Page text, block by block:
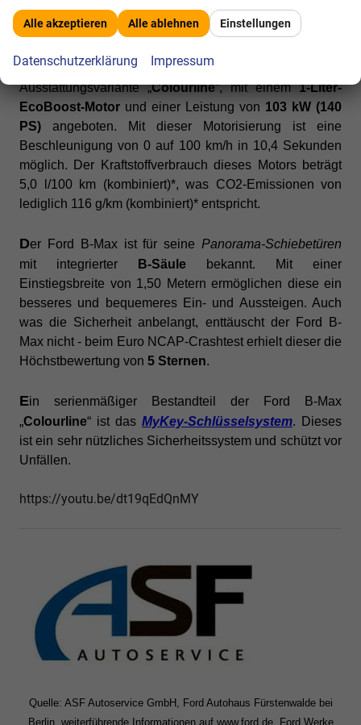
Colourline inCalypso-OrangeMetallic
Ab den Februarwird der Ford B-Max mit seiner
Ausstattungsvariante „Colourline“, mit einem1-Liter-
EcoBoost-Motor und einer Leistung von 103 kW (140
PS) angeboten. Mit dieser Motorisierung ist eine
Beschleunigung von 0 auf 100 km/h in 10,4 Sekunden
möglich. Der Kraftstoffverbrauch dieses Motors beträgt
5,0 l/100 km (kombiniert)*, was CO2-Emissionen von
lediglich 116 g/km (kombiniert)* entspricht.
Der Ford B-Max ist für seine Panorama-Schiebetüren
mit integrierter
B-Säule bekannt. Mit einer
Einstiegsbreite von 1,50 Metern ermöglichen diese ein
besseres und bequemeres Ein- und Aussteigen. Auch
was die Sicherheit anbelangt, enttäuscht der Ford B-
Max nicht - beim Euro NCAP-Crashtest erhielt dieser die
Höchstbewertung von 5 Sternen.
Ein serienmäßiger Bestandteil der Ford B-Max
„Colourline“ ist das MyKey-Schlüsselsystem. Dieses
ist ein sehr nützliches Sicherheitssystem und schützt vor
Unfällen.
https://youtu.be/dt19qEdQnMY
Quelle: ASF Autoservice GmbH, Ford Autohaus Fürstenwalde bei
Berlin, weiterführende Informationen auf www.ford.de, Ford Werke
Alle akzeptieren Alle ablehnen Einstellungen
Datenschutzerklärung Impressum